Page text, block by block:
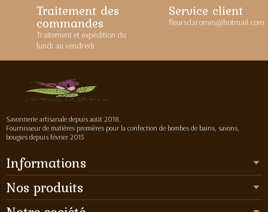
Traitement des
commandes
Traitement et expédition du
lundi au vendredi
Service client
fleursdaromes@hotmail.com
Savonnerie artisanale depuis août 2018.
Fournisseur de matières premières pour la confection de bombes de bains, savons,
bougies depuis février 2015
Informations
Nos produits